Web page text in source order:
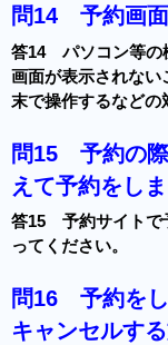
問14 予約画面
答14 パソコン等の
画面が表示されない
末で操作するなどの
問15 予約の際
えて予約をし
答15 予約サイトで
ってください。
問16 予約をし
キャンセルす